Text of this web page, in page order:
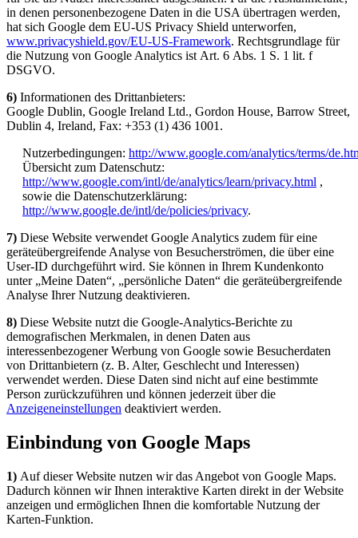
in denen personenbezogene Daten in die USA übertragen werden,
hat sich Google dem EU-US Privacy Shield unterworfen,
www.privacyshield.gov/EU-US-Framework. Rechtsgrundlage für
die Nutzung von Google Analytics ist Art. 6 Abs. 1 S. 1 lit. f
DSGVO.
6) Informationen des Drittanbieters:
Google Dublin, Google Ireland Ltd., Gordon House, Barrow Street,
Dublin 4, Ireland, Fax: +353 (1) 436 1001.
Nutzerbedingungen: http://www.google.com/analytics/terms/
Übersicht zum Datenschutz:
http://www.google.com/intl/de/analytics/learn/privacy.html ,
sowie die Datenschutzerklärung:
http://www.google.de/intl/de/policies/privacy.
7) Diese Website verwendet Google Analytics zudem für eine
geräteübergreifende Analyse von Besucherströmen, die über eine
User-ID durchgeführt wird. Sie können in Ihrem Kundenkonto
unter „Meine Daten“, „persönliche Daten“ die geräteübergreifende
Analyse Ihrer Nutzung deaktivieren.
8) Diese Website nutzt die Google-Analytics-Berichte zu
demografischen Merkmalen, in denen Daten aus
interessenbezogener Werbung von Google sowie Besucherdaten
von Drittanbietern (z. B. Alter, Geschlecht und Interessen)
verwendet werden. Diese Daten sind nicht auf eine bestimmte
Person zurückzuführen und können jederzeit über die
Anzeigeneinstellungen deaktiviert werden.
Einbindung von Google Maps
1) Auf dieser Website nutzen wir das Angebot von Google Maps.
Dadurch können wir Ihnen interaktive Karten direkt in der Website
anzeigen und ermöglichen Ihnen die komfortable Nutzung der
Karten-Funktion.